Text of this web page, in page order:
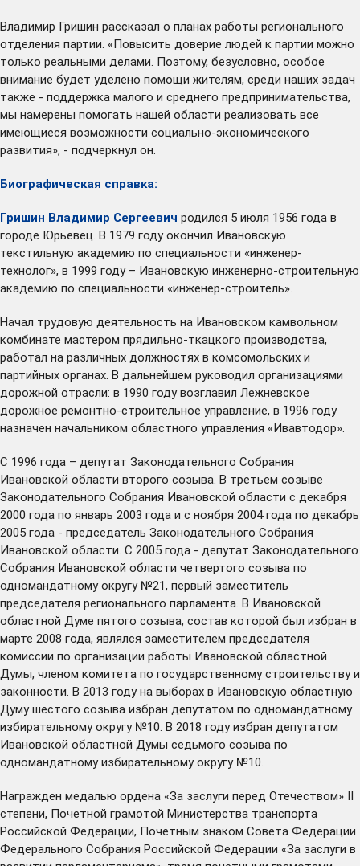
Владимир Гришин рассказал о планах работы регионального
отделения партии. «Повысить доверие людей к партии можно
только реальными делами. Поэтому, безусловно, особое
внимание будет уделено помощи жителям, среди наших задач
также - поддержка малого и среднего предпринимательства,
мы намерены помогать нашей области реализовать все
имеющиеся возможности социально-экономического
развития», - подчеркнул он.
Биографическая справка:
Гришин Владимир Сергеевич родился 5 июля 1956 года в
городе Юрьевец. В 1979 году окончил Ивановскую
текстильную академию по специальности «инженер-
технолог», в 1999 году – Ивановскую инженерно-строительную
академию по специальности «инженер-строитель».
Начал трудовую деятельность на Ивановском камвольном
комбинате мастером прядильно-ткацкого производства,
работал на различных должностях в комсомольских и
партийных органах. В дальнейшем руководил организациями
дорожной отрасли: в 1990 году возглавил Лежневское
дорожное ремонтно-строительное управление, в 1996 году
назначен начальником областного управления «Ивавтодор».
С 1996 года – депутат Законодательного Собрания
Ивановской области второго созыва. В третьем созыве
Законодательного Собрания Ивановской области с декабря
2000 года по январь 2003 года и с ноября 2004 года по декабрь
2005 года - председатель Законодательного Собрания
Ивановской области. С 2005 года - депутат Законодательного
Собрания Ивановской области четвертого созыва по
одномандатному округу №21, первый заместитель
председателя регионального парламента. В Ивановской
областной Думе пятого созыва, состав которой был избран в
марте 2008 года, являлся заместителем председателя
комиссии по организации работы Ивановской областной
Думы, членом комитета по государственному строительству и
законности. В 2013 году на выборах в Ивановскую областную
Думу шестого созыва избран депутатом по одномандатному
избирательному округу №10. В 2018 году избран депутатом
Ивановской областной Думы седьмого созыва по
одномандатному избирательному округу №10.
Награжден медалью ордена «За заслуги перед Отечеством» II
степени, Почетной грамотой Министерства транспорта
Российской Федерации, Почетным знаком Совета Федерации
Федерального Собрания Российской Федерации «За заслуги в